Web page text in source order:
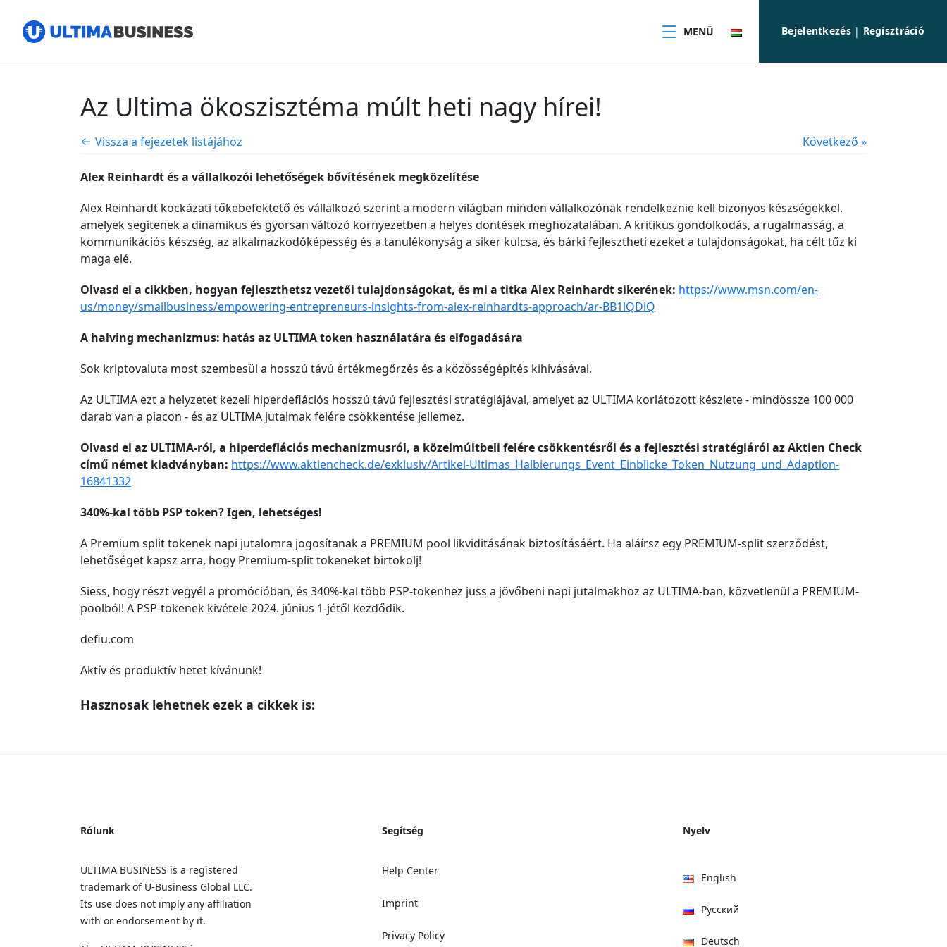
MENÜ Bejelentkezés| Regisztráció
Az Ultima ökoszisztéma múlt heti nagy hírei!
Vissza a fejezetek listájához Következő »
Alex Reinhardt és a vállalkozói lehetőségek bővítésének megközelítése
Alex Reinhardt kockázati tőkebefektető és vállalkozó szerint a modern világban minden vállalkozónak rendelkeznie kell bizonyos készségekkel,
amelyek segítenek a dinamikus és gyorsan változó környezetben a helyes döntések meghozatalában. A kritikus gondolkodás, a rugalmasság, a
kommunikációs készség, az alkalmazkodóképesség és a tanulékonyság a siker kulcsa, és bárki fejlesztheti ezeket a tulajdonságokat, ha célt tűz ki
maga elé.
Olvasd el a cikkben, hogyan fejleszthetsz vezetői tulajdonságokat, és mi a titka Alex Reinhardt sikerének: https://www.msn.com/en-
us/money/smallbusiness/empowering-entrepreneurs-insights-from-alex-reinhardts-approach/ar-BB1lQDiQ
A halving mechanizmus: hatás az ULTIMA token használatára és elfogadására
Sok kriptovaluta most szembesül a hosszú távú értékmegőrzés és a közösségépítés kihívásával.
Az ULTIMA ezt a helyzetet kezeli hiperdeflációs hosszú távú fejlesztési stratégiájával, amelyet az ULTIMA korlátozott készlete - mindössze 100 000
darab van a piacon - és az ULTIMA jutalmak felére csökkentése jellemez.
Olvasd el az ULTIMA-ról, a hiperdeflációs mechanizmusról, a közelmúltbeli felére csökkentésről és a fejlesztési stratégiáról az Aktien Check
című német kiadványban: https://www.aktiencheck.de/exklusiv/Artikel-Ultimas_Halbierungs_Event_Einblicke_Token_Nutzung_und_Adaption-
16841332
340%-kal több PSP token? Igen, lehetséges!
A Premium split tokenek napi jutalomra jogosítanak a PREMIUM pool likviditásának biztosításáért. Ha aláírsz egy PREMIUM-split szerződést,
lehetőséget kapsz arra, hogy Premium-split tokeneket birtokolj!
Siess, hogy részt vegyél a promócióban, és 340%-kal több PSP-tokenhez juss a jövőbeni napi jutalmakhoz az ULTIMA-ban, közvetlenül a PREMIUM-
poolból! A PSP-tokenek kivétele 2024. június 1-jétől kezdődik.
defiu.com
Aktív és produktív hetet kívánunk!
Hasznosak lehetnek ezek a cikkek is:
Rólunk
ULTIMA BUSINESS is a registered
trademark of U‑Business Global LLC.
Its use does not imply any affiliation
with or endorsement by it.
Segítség
Help Center
Imprint
Privacy Policy
Nyelv
English
Русский
Deutsch